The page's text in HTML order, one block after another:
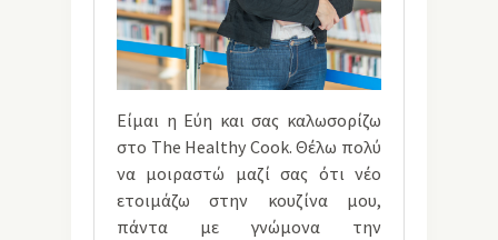
Είμαι η Εύη και σας καλωσορίζω
στο The Healthy Cook. Θέλω πολύ
να μοιραστώ μαζί σας ότι νέο
ετοιμάζω στην κουζίνα μου,
πάντα με γνώμονα την